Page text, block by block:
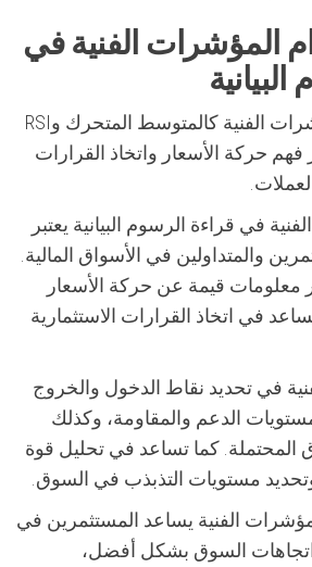
المؤشرات الفنية في
يمكن استخدام المؤشرات الفنية كالمتوسط المتحرك وRSI
فهم حركة الأسعار واتخاذ القرارات
في قراءة الرسوم البيانية يعتبر
والمتداولين في الأسواق المالية.
معلومات قيمة عن حركة الأسعار
في اتخاذ القرارات الاستثمارية
في تحديد نقاط الدخول والخروج
الدعم والمقاومة، وكذلك
المحتملة. كما تساعد في تحليل قوة
وتحديد مستويات التذبذب في السوق.
الفنية يساعد المستثمرين في
السوق بشكل أفضل،